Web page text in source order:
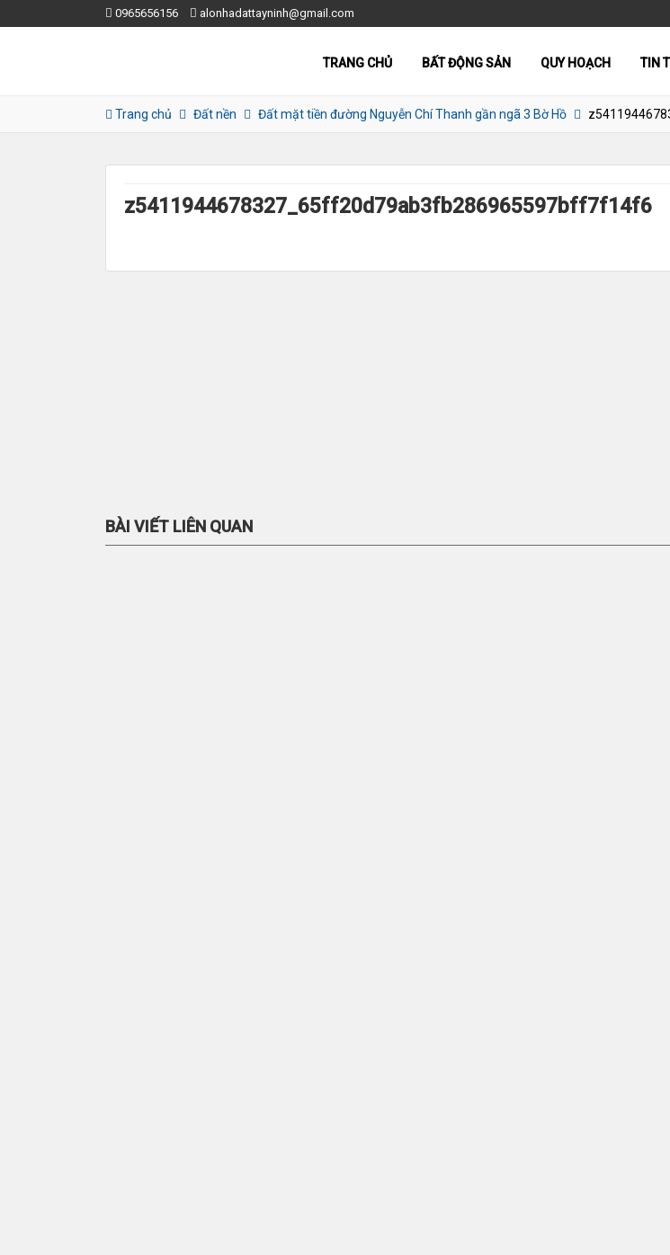
0965656156 alonhadattayninh@gmail.com
TRANG CHỦ BẤT ĐỘNG SẢN QUY HOẠCH TIN
Trang chủ Đất nền Đất mặt tiền đường Nguyễn Chí Thanh gần ngã 3 Bờ Hồ
z5411944678327_65ff20d79ab3fb286965597bff7f14f6
BÀI VIẾT LIÊN QUAN